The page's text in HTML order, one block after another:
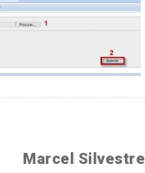
Marcel Silvestre